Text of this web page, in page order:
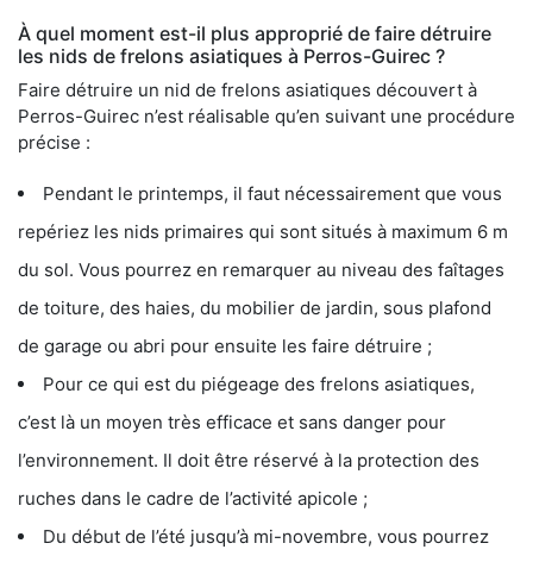
À quel moment est-il plus approprié de faire détruire
les nids de frelons asiatiques à Perros-Guirec ?
Faire détruire un nid de frelons asiatiques découvert à
Perros-Guirec n’est réalisable qu’en suivant une procédure
précise :
Pendant le printemps, il faut nécessairement que vous
repériez les nids primaires qui sont situés à maximum 6 m
du sol. Vous pourrez en remarquer au niveau des faîtages
de toiture, des haies, du mobilier de jardin, sous plafond
de garage ou abri pour ensuite les faire détruire ;
Pour ce qui est du piégeage des frelons asiatiques,
c’est là un moyen très efficace et sans danger pour
l’environnement. Il doit être réservé à la protection des
ruches dans le cadre de l’activité apicole ;
Du début de l’été jusqu’à mi-novembre, vous pourrez